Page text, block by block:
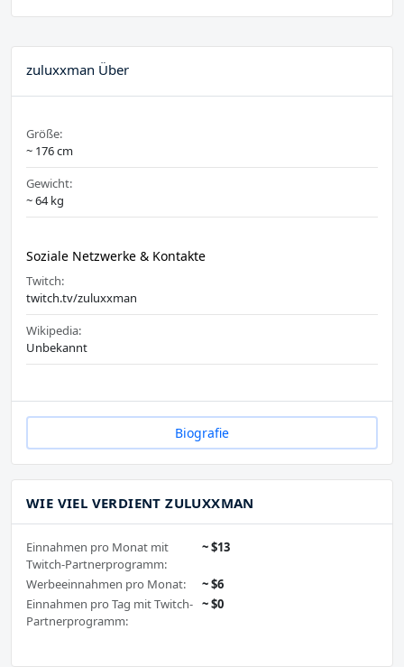
zuluxxman Über
Größe:
~ 176 cm
Gewicht:
~ 64 kg
Soziale Netzwerke & Kontakte
Twitch:
twitch.tv/zuluxxman
Wikipedia:
Unbekannt
Biografie
WIE VIEL VERDIENT ZULUXXMAN
Einnahmen pro Monat mit
Twitch-Partnerprogramm:
~ $13
Werbeeinnahmen pro Monat:
~ $6
Einnahmen pro Tag mit Twitch-
Partnerprogramm:
~ $0